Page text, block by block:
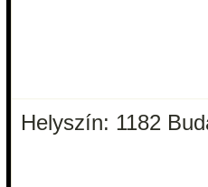
Helyszín: 1182